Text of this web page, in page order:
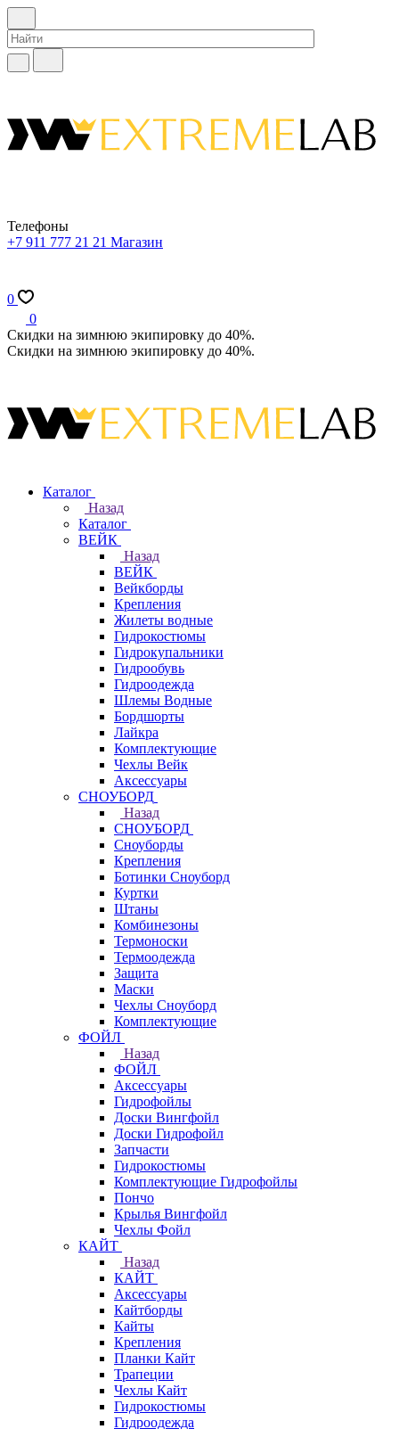
Телефоны
+7 911 777 21 21 Магазин
0
0
Скидки на зимнюю экипировку до 40%.
Скидки на зимнюю экипировку до 40%.
Каталог
Назад
Каталог
ВЕЙК
Назад
ВЕЙК
Вейкборды
Крепления
Жилеты водные
Гидрокостюмы
Гидрокупальники
Гидрообувь
Гидроодежда
Шлемы Водные
Бордшорты
Лайкра
Комплектующие
Чехлы Вейк
Аксессуары
СНОУБОРД
Назад
СНОУБОРД
Сноуборды
Крепления
Ботинки Сноуборд
Куртки
Штаны
Комбинезоны
Термоноски
Термоодежда
Защита
Маски
Чехлы Сноуборд
Комплектующие
ФОЙЛ
Назад
ФОЙЛ
Аксессуары
Гидрофойлы
Доски Вингфойл
Доски Гидрофойл
Запчасти
Гидрокостюмы
Комплектующие Гидрофойлы
Пончо
Крылья Вингфойл
Чехлы Фойл
КАЙТ
Назад
КАЙТ
Аксессуары
Кайтборды
Кайты
Крепления
Планки Кайт
Трапеции
Чехлы Кайт
Гидрокостюмы
Гидроодежда